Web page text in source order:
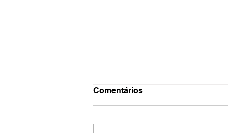
Comentários